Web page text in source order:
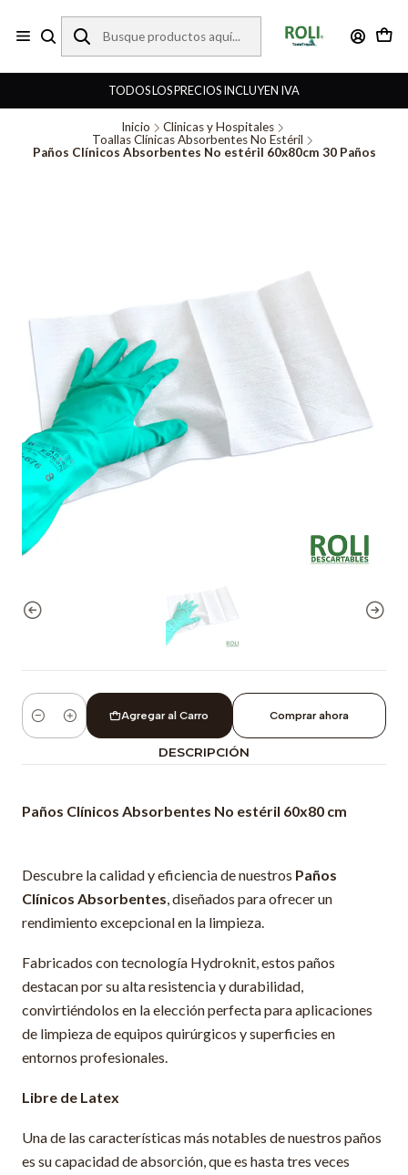
TODOS LOS PRECIOS INCLUYEN IVA
Inicio
Clinicas y Hospitales
Toallas Clínicas Absorbentes No Estéril
Paños Clínicos Absorbentes No estéril 60x80cm 30 Paños
Cantidad
Agregar al Carro Comprar ahora
DESCRIPCIÓN
Paños Clínicos Absorbentes No estéril 60x80 cm
Descubre la calidad y eficiencia de nuestros Paños
Clínicos Absorbentes, diseñados para ofrecer un
rendimiento excepcional en la limpieza.
Fabricados con tecnología Hydroknit, estos paños
destacan por su alta resistencia y durabilidad,
convirtiéndolos en la elección perfecta para aplicaciones
de limpieza de equipos quirúrgicos y superficies en
entornos profesionales.
Libre de Latex
Una de las características más notables de nuestros paños
es su capacidad de absorción, que es hasta tres veces